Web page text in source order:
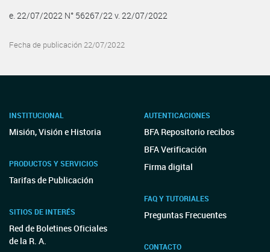
e. 22/07/2022 N° 56267/22 v. 22/07/2022
Fecha de publicación 22/07/2022
INSTITUCIONAL
Misión, Visión e Historia
PRODUCTOS Y SERVICIOS
Tarifas de Publicación
SITIOS DE INTERÉS
Red de Boletines Oficiales
de la R. A.
AUTENTICACIONES
BFA Repositorio recibos
BFA Verificación
Firma digital
FAQ Y TUTORIALES
Preguntas Frecuentes
CONTACTO